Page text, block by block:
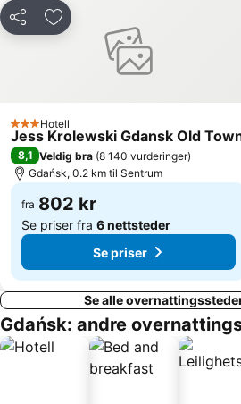
Śródmieście
Neptun
Plaża Jelitkowo
Napoli
Stogi
Bohaterów Monte Cassino
Plaża
Del Legg til i favoritter
3 Stjerner
Hotell
Jess Krolewski Gdansk Old
8,1 Veldig bra (8 140 vurderinger)
Gdańsk, 0.2 km til Sentrum
fra 802 kr
Se priser fra 6 nettsteder
Se priser
Se alle
Gdańsk: andre